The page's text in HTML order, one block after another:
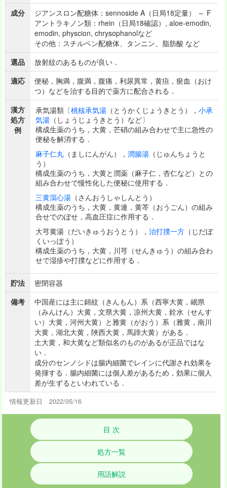
成分
ジアンスロン配糖体：sennoside A（日局18定量） ～ F
アントラキノン類：rhein（日局18確認）, aloe-emodin,
emodin, physcion, chrysophanolなど
その他：スチルベン配糖体、タンニン、脂肪酸 など
選品
放射紋のあるものが良い．
適応
便秘，胸満，腹満，腹痛，利尿異常，黄疸，瘀血（おけ
つ）などを治する目的で薬方に配合される．
漢方
処方
例
承気湯類〔桃核承気湯 （とうかくじょうきとう），小承
気湯 （しょうじょうきとう）など〕
構成生薬のうち，大黄，芒硝の組み合わせで主に急性の
便秘を解消する．
麻子仁丸 （ましにんがん），潤腸湯 （じゅんちょうと
う）
構成生薬のうち，大黄と潤薬（麻子仁，杏仁など）との
組み合わせで慢性化した便秘に使用する．
三黄瀉心湯 （さんおうしゃしんとう）
構成生薬のうち，大黄，黄連，黄芩（おうごん）の組み
合せでのぼせ，高血圧症に作用する．
大芎黄湯（だいきゅうおうとう），治打撲一方 （じだぼ
くいっぽう）
構成生薬のうち，大黄，川芎（せんきゅう）の組み合わ
せで湿疹や打撲などに作用する．
貯法
密閉容器
備考
中国産には主に錦紋（きんもん）系（西寧大黄，岷県
（みんけん）大黄，文県大黄，凉州大黄，銓水（せんす
い）大黄，河州大黄）と雅黄（がおう）系（雅黄，南川
大黄，湖北大黄，陜西大黄，馬蹄大黄）がある．
土大黄，和大黄など類似名のものがあるが正品ではな
い．
成分のセンノシドは腸内細菌でレインに代謝され効果を
発揮する．腸内細菌には個人差があるため，効果に個人
差が生ずるといわれている．
情報更新日 2022/05/16
目 次
処方一覧
用語解説